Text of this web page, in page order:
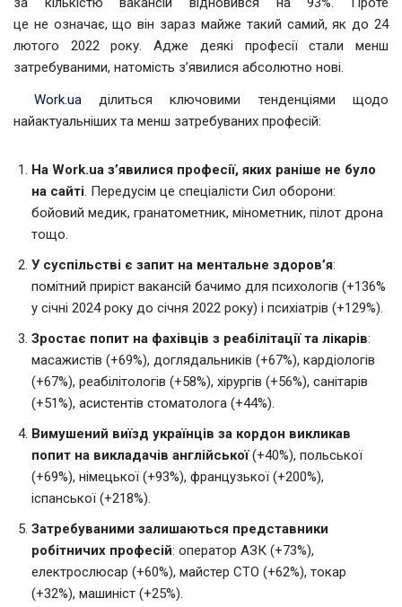
це не означає, що він зараз майже такий самий, як до 24
лютого 2022 року. Адже деякі професії стали менш
затребуваними, натомість зʼявилися абсолютно нові.
Work.uaділиться ключовими тенденціями щодо
найактуальніших та менш затребуваних професій:
На Work.ua зʼявилися професії, яких раніше не було
на сайті. Передусім це спеціалісти Сил оборони:
бойовий медик, гранатометник, мінометник, пілот дрона
тощо.
У суспільстві є запит на ментальне здоровʼя:
помітний приріст вакансій бачимо для психологів (+136%
у січні 2024 року до січня 2022 року) і психіатрів (+129%).
Зростає попит на фахівців з реабілітації та лікарів:
масажистів (+69%), доглядальників (+67%), кардіологів
(+67%), реабілітологів (+58%), хірургів (+56%), санітарів
(+51%), асистентів стоматолога (+44%).
Вимушений виїзд українців за кордон викликав
попит на викладачів англійської(+40%), польської
(+69%), німецької (+93%), французької (+200%),
іспанської (+218%).
Затребуваними залишаються представники
робітничих професій: оператор АЗК (+73%),
електрослюсар (+60%), майстер СТО (+62%), токар
(+32%), машиніст (+25%).